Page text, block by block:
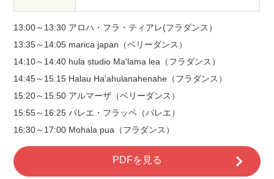
13:00～13:30 アロハ・フラ・ティアレ(フラダンス）
13:35～14:05 marica japan（ベリーダンス）
14:10～14:40 hula studio Ma'lama lea（フラダンス）
14:45～15:15 Halau Ha'ahulanahenahe（フラダンス）
15:20～15:50 アルマーザ（ベリーダンス）
15:55～16:25 バレエ・フラッペ（バレエ）
16:30～17:00 Mohala pua（フラダンス）
PDFを見る